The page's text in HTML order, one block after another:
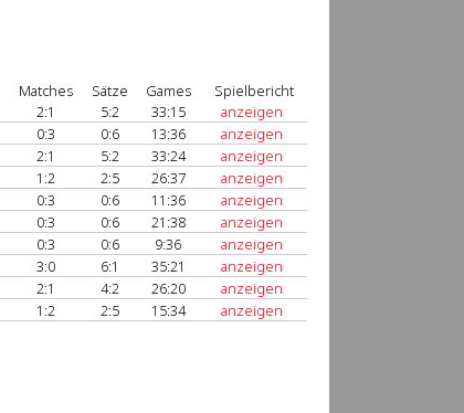
Matches Sätze Games
Spielbericht
2:1 5:2 33:15
anzeigen
0:3 0:6 13:36
anzeigen
2:1 5:2 33:24
anzeigen
1:2 2:5 26:37
anzeigen
0:3 0:6 11:36
anzeigen
0:3 0:6 21:38
anzeigen
0:3 0:6 9:36
anzeigen
3:0 6:1 35:21
anzeigen
2:1 4:2 26:20
anzeigen
1:2 2:5 15:34 anzeigen